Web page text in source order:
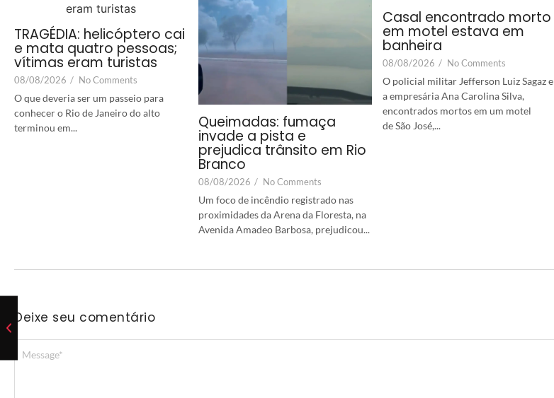
TRAGÉDIA: helicóptero cai
e mata quatro pessoas;
vítimas eram turistas
08/08/2026 / No Comments
O que deveria ser um passeio para
conhecer o Rio de Janeiro do alto
terminou em...
Queimadas: fumaça
invade a pista e
prejudica trânsito em Rio
Branco
08/08/2026 / No Comments
Um foco de incêndio registrado nas
proximidades da Arena da Floresta, na
Avenida Amadeo Barbosa, prejudicou...
Casal encontrado morto
em motel estava em
banheira
08/08/2026 / No Comments
O policial militar Jefferson Luiz Sagaz e
a empresária Ana Carolina Silva,
encontrados mortos em um motel
de São José,...
Deixe seu comentário